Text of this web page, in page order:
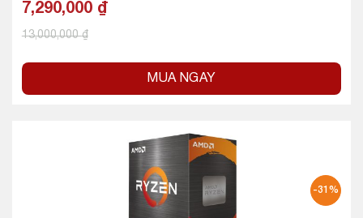
7,290,000 ₫
13,000,000₫
MUA NGAY
-31%